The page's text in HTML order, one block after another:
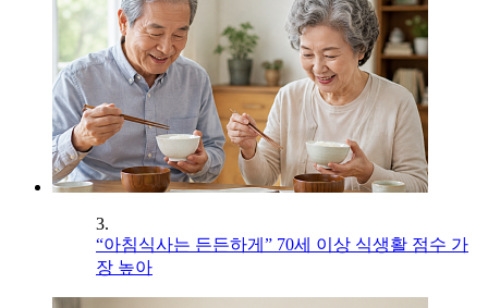
3.
“아침식사는 든든하게” 70세 이상 식생활 점수 가
장 높아